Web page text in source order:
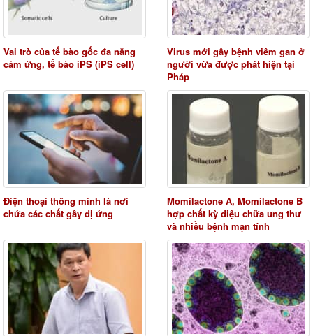
Vai trò của tế bào gốc đa năng
cảm ứng, tế bào iPS (iPS cell)
Virus mới gây bệnh viêm gan ở
người vừa được phát hiện tại
Pháp
Điện thoại thông minh là nơi
chứa các chất gây dị ứng
Momilactone A, Momilactone B
hợp chất kỳ diệu chữa ung thư
và nhiều bệnh mạn tính